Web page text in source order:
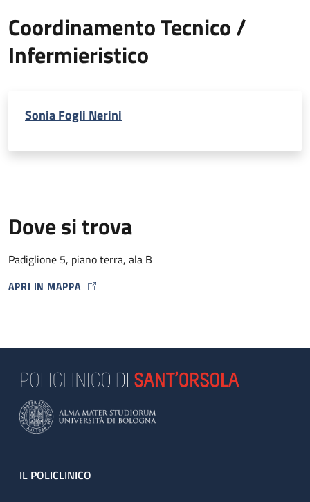
Coordinamento Tecnico /
Infermieristico
Sonia Fogli Nerini
Dove si trova
Padiglione 5, piano terra, ala B
APRI IN MAPPA
MAP ICON
Footer
IL POLICLINICO